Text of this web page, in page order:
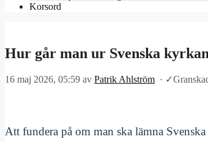
Korsord
Hur går man ur Svenska
16 maj 2026, 05:59 av Patrik Ahlström · ✓
Att fundera på om man ska lämna